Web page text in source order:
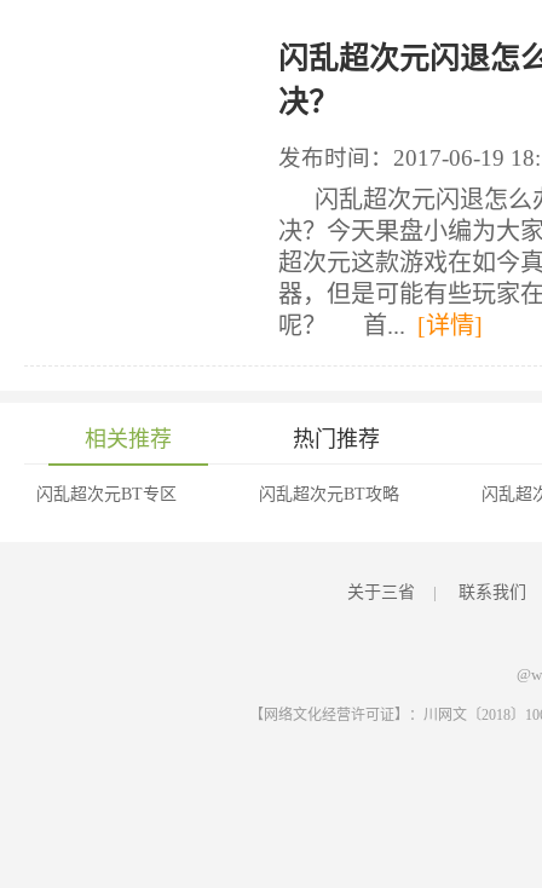
闪乱超次元闪退怎
决？
发布时间：2017-06-19
闪乱超次元闪退怎么
决？今天果盘小编为大
超次元这款游戏在如今
器，但是可能有些玩家
呢？ 首... [详情]
相关推荐 热门推荐
闪乱超次元BT专区 闪乱超次元BT攻略 闪乱超
关于三省 | 联系我们
【网络文化经营许可证】：川网文〔2018